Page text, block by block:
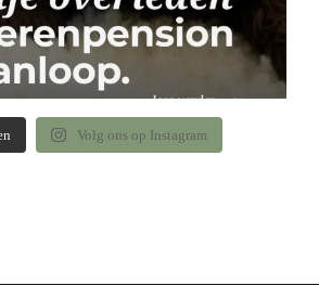
Volg ons op Instagram